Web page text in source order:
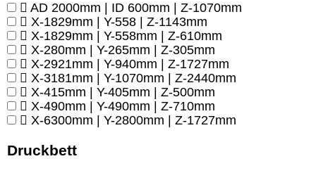
AD 2000mm | ID 600mm | Z-1070mm
X-1829mm | Y-558 | Z-1143mm
X-1829mm | Y-558mm | Z-610mm
X-280mm | Y-265mm | Z-305mm
X-2921mm | Y-940mm | Z-1727mm
X-3181mm | Y-1070mm | Z-2440mm
X-415mm | Y-405mm | Z-500mm
X-490mm | Y-490mm | Z-710mm
X-6300mm | Y-2800mm | Z-1727mm
Druckbett